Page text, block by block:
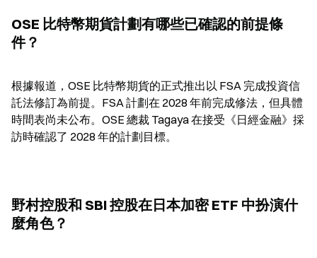
OSE 比特幣期貨計劃有哪些已確認的前提條
件？
根據報道，OSE 比特幣期貨的正式推出以 FSA 完成投資信
託法修訂為前提。FSA 計劃在 2028 年前完成修法，但具體
時間表尚未公布。OSE 總裁 Tagaya 在接受《日經金融》採
訪時確認了 2028 年的計劃目標。
野村控股和 SBI 控股在日本加密 ETF 中扮演什
麼角色？